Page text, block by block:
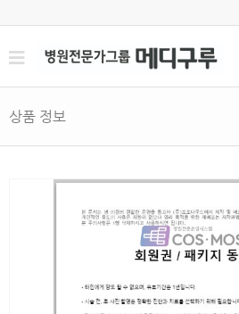
상품 정보